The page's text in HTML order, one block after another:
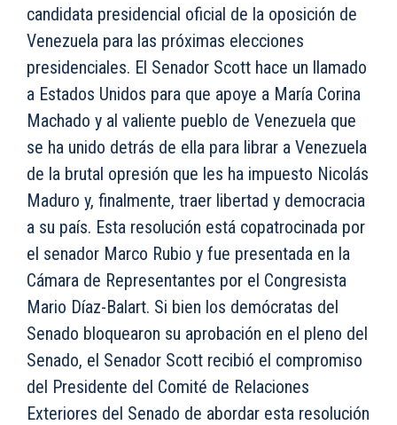
candidata presidencial oficial de la oposición de
Venezuela para las próximas elecciones
presidenciales. El Senador Scott hace un llamado
a Estados Unidos para que apoye a María Corina
Machado y al valiente pueblo de Venezuela que
se ha unido detrás de ella para librar a Venezuela
de la brutal opresión que les ha impuesto Nicolás
Maduro y, finalmente, traer libertad y democracia
a su país. Esta resolución está copatrocinada por
el senador Marco Rubio y fue presentada en la
Cámara de Representantes por el Congresista
Mario Díaz-Balart. Si bien los demócratas del
Senado bloquearon su aprobación en el pleno del
Senado, el Senador Scott recibió el compromiso
del Presidente del Comité de Relaciones
Exteriores del Senado de abordar esta resolución